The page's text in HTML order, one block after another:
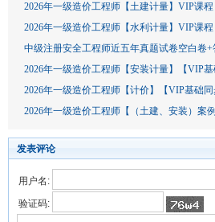
2026年一级造价工程师【土建计量】VIP课程
2026年一级造价工程师【水利计量】VIP课程
中级注册安全工程师近五年真题试卷空白卷+
2026年一级造价工程师【安装计量】【VIP基
2026年一级造价工程师【计价】【VIP基础同
2026年一级造价工程师【（土建、安装）案
发表评论
用户名:
验证码: